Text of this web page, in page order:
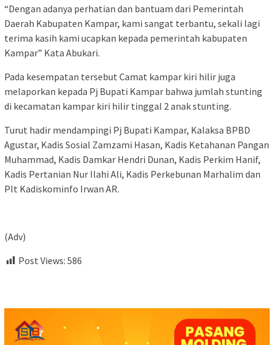
“Dengan adanya perhatian dan bantuam dari Pemerintah
Daerah Kabupaten Kampar, kami sangat terbantu, sekali lagi
terima kasih kami ucapkan kepada pemerintah kabupaten
Kampar” Kata Abukari.
Pada kesempatan tersebut Camat kampar kiri hilir juga
melaporkan kepada Pj Bupati Kampar bahwa jumlah stunting
di kecamatan kampar kiri hilir tinggal 2 anak stunting.
Turut hadir mendampingi Pj Bupati Kampar, Kalaksa BPBD
Agustar, Kadis Sosial Zamzami Hasan, Kadis Ketahanan Pangan
Muhammad, Kadis Damkar Hendri Dunan, Kadis Perkim Hanif,
Kadis Pertanian Nur Ilahi Ali, Kadis Perkebunan Marhalim dan
Plt Kadiskominfo Irwan AR.
(Adv)
Post Views: 586